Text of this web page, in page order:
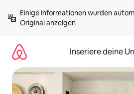
Inhalten
springenOriginal anzeigen
Inseriere deine